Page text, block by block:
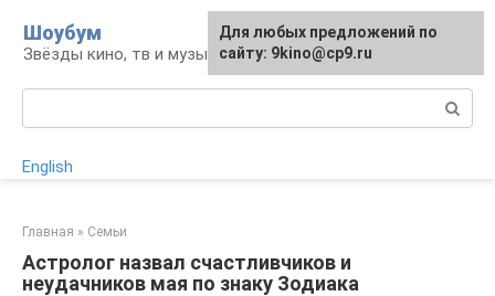
контенту
Шоубум
Звёзды кино, тв и музыки
English
Главная » Семьи
Астролог назвал счастливчиков и
неудачников мая по знаку Зодиака
Для любых предложений по
сайту: 9kino@cp9.ru